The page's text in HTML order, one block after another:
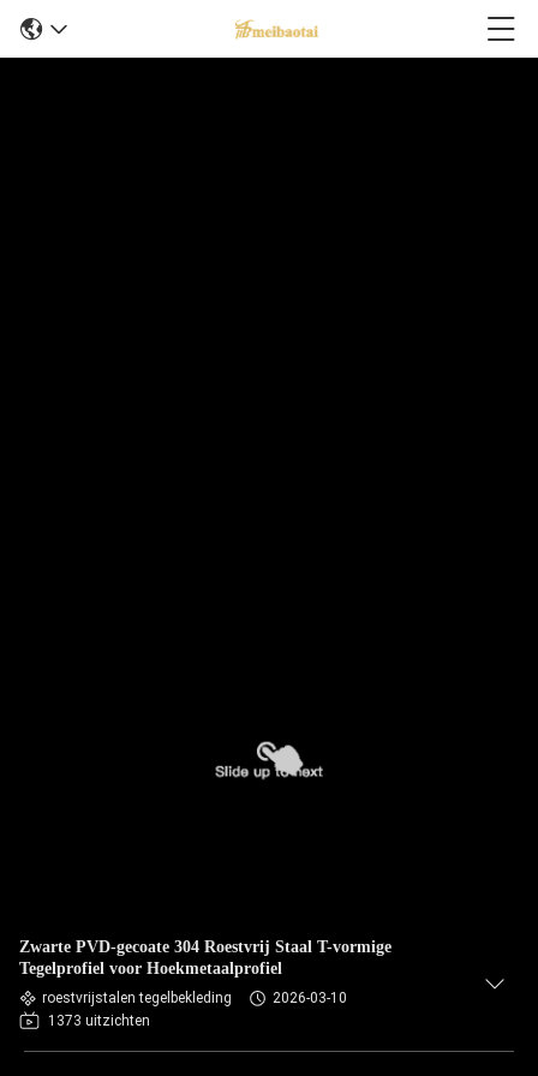
Zwarte PVD-gecoate 304 Roestvrij Staal T-vormige
Tegelprofiel voor Hoekmetaalprofiel
roestvrijstalen tegelbekleding
2026-03-10
1373 uitzichten